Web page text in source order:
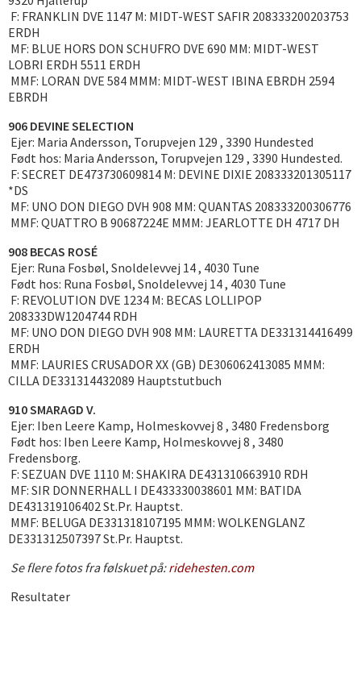
F: FRANKLIN DVE 1147 M: MIDT-WEST SAFIR 208333200203753
ERDH
MF: BLUE HORS DON SCHUFRO DVE 690 MM: MIDT-WEST
LOBRI ERDH 5511 ERDH
MMF: LORAN DVE 584 MMM: MIDT-WEST IBINA EBRDH 2594
EBRDH
906 DEVINE SELECTION
Ejer: Maria Andersson, Torupvejen 129 , 3390 Hundested
Født hos: Maria Andersson, Torupvejen 129 , 3390 Hundested.
F: SECRET DE473730609814 M: DEVINE DIXIE 208333201305117
*DS
MF: UNO DON DIEGO DVH 908 MM: QUANTAS 208333200306776
MMF: QUATTRO B 90687224E MMM: JEARLOTTE DH 4717 DH
908 BECAS ROSÉ
Ejer: Runa Fosbøl, Snoldelevvej 14 , 4030 Tune
Født hos: Runa Fosbøl, Snoldelevvej 14 , 4030 Tune
F: REVOLUTION DVE 1234 M: BECAS LOLLIPOP
208333DW1204744 RDH
MF: UNO DON DIEGO DVH 908 MM: LAURETTA DE331314416499
ERDH
MMF: LAURIES CRUSADOR XX (GB) DE306062413085 MMM:
CILLA DE331314432089 Hauptstutbuch
910 SMARAGD V.
Ejer: Iben Leere Kamp, Holmeskovvej 8 , 3480 Fredensborg
Født hos: Iben Leere Kamp, Holmeskovvej 8 , 3480
Fredensborg.
F: SEZUAN DVE 1110 M: SHAKIRA DE431310663910 RDH
MF: SIR DONNERHALL I DE433330038601 MM: BATIDA
DE431319106402 St.Pr. Hauptst.
MMF: BELUGA DE331318107195 MMM: WOLKENGLANZ
DE331312507397 St.Pr. Hauptst.
Se flere fotos fra følskuet på:ridehesten.com
Resultater